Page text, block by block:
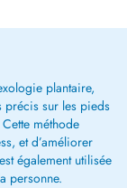
plantaire,
précis sur les pieds
méthode
et d’améliorer
également utilisée
personne.